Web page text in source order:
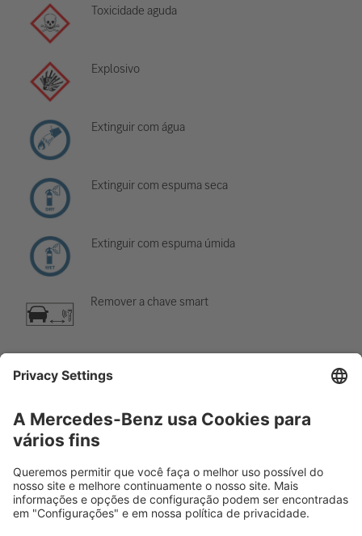
Toxicidade aguda
Explosivo
Extinguir com água
Extinguir com espuma seca
Extinguir com espuma úmida
Remover a chave smart
Perigo, baixa temperatura